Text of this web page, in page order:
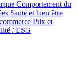
Comportement du
Santé et bien‑être
Prix et
/ ESG